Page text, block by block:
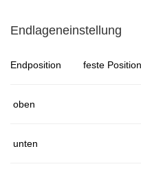
Endlageneinstellung
Endposition feste Position
oben
unten